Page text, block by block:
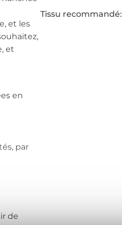
et les
et
en
par
de
Tissu recommandé: